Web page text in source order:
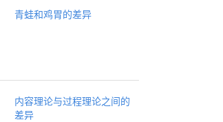
青蛙和鸡胃的差异
内容理论与过程理论之间的
差异